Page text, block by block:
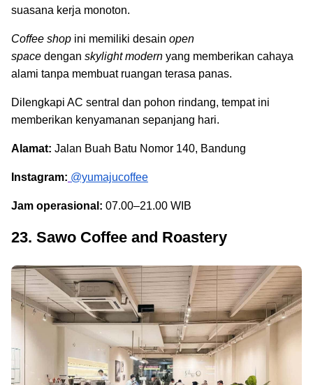
suasana kerja monoton.
Coffee shop ini memiliki desain open
space dengan skylight modern yang memberikan cahaya
alami tanpa membuat ruangan terasa panas.
Dilengkapi AC sentral dan pohon rindang, tempat ini
memberikan kenyamanan sepanjang hari.
Alamat: Jalan Buah Batu Nomor 140, Bandung
Instagram: @yumajucoffee
Jam operasional: 07.00–21.00 WIB
23. Sawo Coffee and Roastery